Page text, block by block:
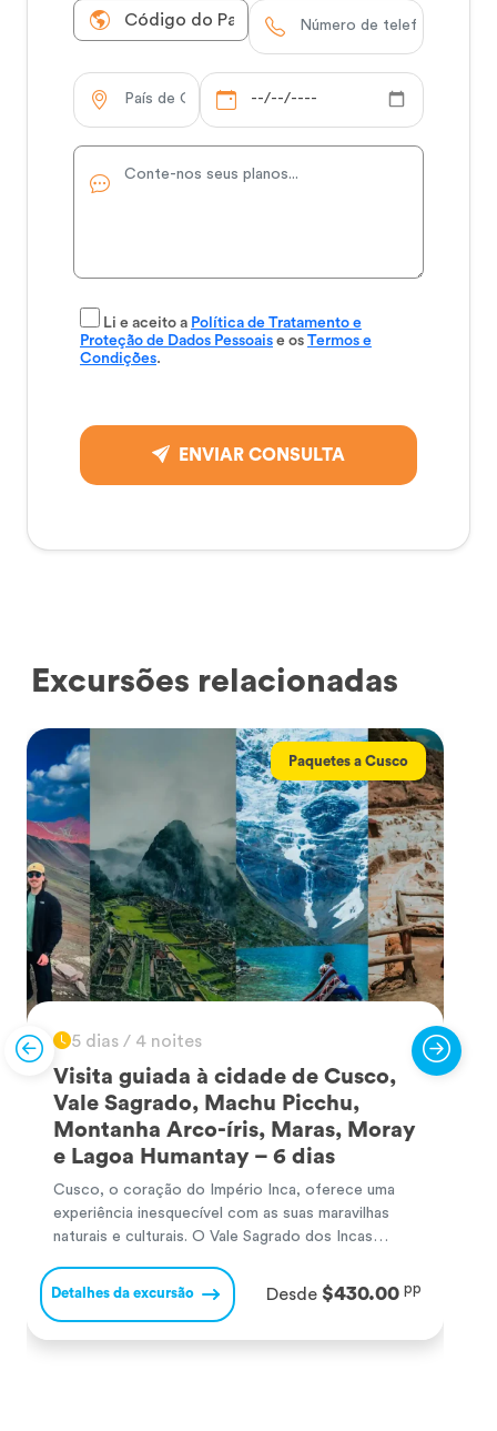
Li e aceito a Política de Tratamento e
Proteção de Dados Pessoais e os Termos e
Condições.
ENVIAR CONSULTA
Excursões relacionadas
Paquetes a Cusco
5 dias / 4 noites
Visita guiada à cidade de Cusco,
Vale Sagrado, Machu Picchu,
Montanha Arco-íris, Maras, Moray
e Lagoa Humantay – 6 dias
Cusco, o coração do Império Inca, oferece uma
experiência inesquecível com as suas maravilhas
naturais e culturais. O Vale Sagrado dos Incas
paisagens andinas. Machu Picchu, a famosa
cidadela inca, encanta com o seu misticismo e
Detalhes da excursão Desde $430.00 pp